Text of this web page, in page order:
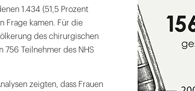
1.434 (51,5 Prozent
Frage kamen. Für die
des chirurgischen
756 Teilnehmer des NHS
zeigten, dass Frauen